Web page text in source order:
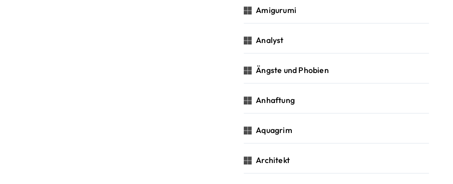
Amigurumi
Analyst
Ängste und Phobien
Anhaftung
Aquagrim
Architekt